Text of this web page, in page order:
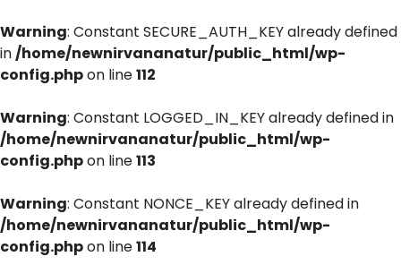
Warning: Constant SECURE_AUTH_KEY already defined
in/home/newnirvananatur/public_html/wp-
config.phpon line112
Warning: Constant LOGGED_IN_KEY already defined in
/home/newnirvananatur/public_html/wp-
config.phpon line113
Warning: Constant NONCE_KEY already defined in
/home/newnirvananatur/public_html/wp-
config.phpon line114